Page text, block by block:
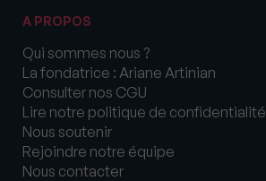
A PROPOS
Qui sommes nous ?
La fondatrice : Ariane Artinian
Consulter nos CGU
Lire notre politique de confidentialité
Nous soutenir
Rejoindre notre équipe
Nous contacter